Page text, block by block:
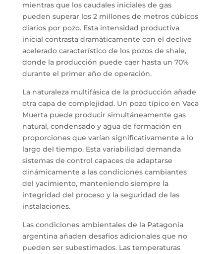
mientras que los caudales iniciales de gas
pueden superar los 2 millones de metros cúbicos
diarios por pozo. Esta intensidad productiva
inicial contrasta dramáticamente con el declive
acelerado característico de los pozos de shale,
donde la producción puede caer hasta un 70%
durante el primer año de operación.
La naturaleza multifásica de la producción añade
otra capa de complejidad. Un pozo típico en Vaca
Muerta puede producir simultáneamente gas
natural, condensado y agua de formación en
proporciones que varían significativamente a lo
largo del tiempo. Esta variabilidad demanda
sistemas de control capaces de adaptarse
dinámicamente a las condiciones cambiantes
del yacimiento, manteniendo siempre la
integridad del proceso y la seguridad de las
instalaciones.
Las condiciones ambientales de la Patagonia
argentina añaden desafíos adicionales que no
pueden ser subestimados. Las temperaturas